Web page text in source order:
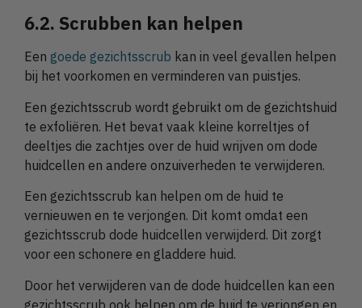
6.2. Scrubben kan helpen
Een goede gezichtsscrub kan in veel gevallen helpen
bij het voorkomen en verminderen van puistjes.
Een gezichtsscrub wordt gebruikt om de gezichtshuid
te exfoliëren. Het bevat vaak kleine korreltjes of
deeltjes die zachtjes over de huid wrijven om dode
huidcellen en andere onzuiverheden te verwijderen.
Een gezichtsscrub kan helpen om de huid te
vernieuwen en te verjongen. Dit komt omdat een
gezichtsscrub dode huidcellen verwijderd. Dit zorgt
voor een schonere en gladdere huid.
Door het verwijderen van de dode huidcellen kan een
gezichtsscrub ook helpen om de huid te verjongen en